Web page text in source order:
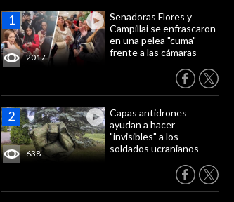
2017
Senadoras Flores y
Campillai se enfrascaron
en una pelea "cuma"
frente a las cámaras
638
Capas antidrones
ayudan a hacer
"invisibles" a los
soldados ucranianos